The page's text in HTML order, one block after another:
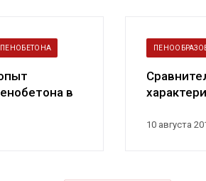
ПЕНОБЕТОНА
в
10 августа